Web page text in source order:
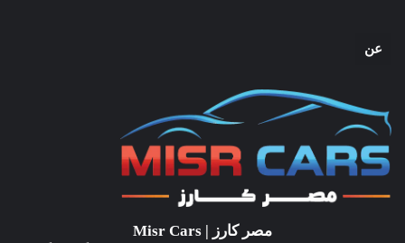
عن
مصر كارز | Misr Cars